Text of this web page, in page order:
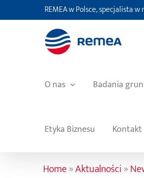
do
REMEA w Polsce, specjalista
O nas Badania
Etyka Biznesu Kontakt
Home»Aktualności»